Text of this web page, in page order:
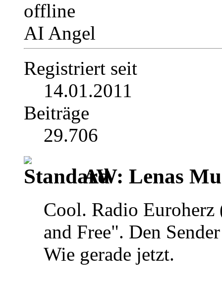
AI Angel
Registriert seit
14.01.2011
Beiträge
29.706
AW: Lenas
Cool. Radio
and Free". Den
Wie gerade jetzt.